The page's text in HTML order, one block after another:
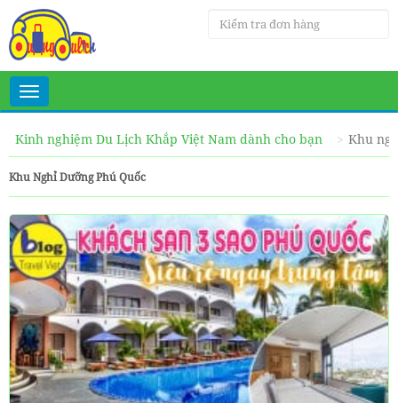
Toggle
navigation
Kinh nghiệm Du Lịch Khắp Việt Nam dành cho bạn
Khu
Khu Nghỉ Dưỡng Phú Quốc